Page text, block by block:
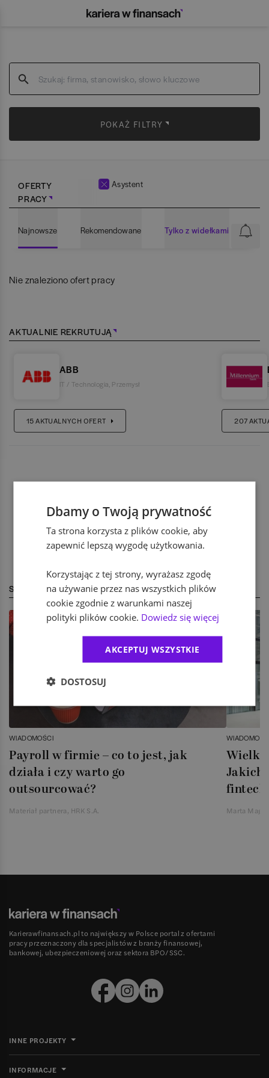
POKAŻ FILTRY
OFERTY
PRACY
Asystent
Najnowsze Rekomendowane Tylko z widełkami
Nie znaleziono ofert pracy
AKTUALNIE REKRUTUJĄ
ABB
IT / Technologia Przemysł
15AKTUALNYCH OFERT 207
STREFA EKSPERTA
WIADOMOŚCI
Payroll w firmie – co to jest, jak
działa i czy warto go
outsourcować?
Materiał partnera, HRK S.A.
Jakich
Marta
Karierawfinansach.pl to największy w Polsce portal z ofertami
pracy przeznaczony dla specjalistów z branży finansowej,
bankowej, ubezpieczeniowej oraz sektora BPO/SSC.
INNE PROJEKTY
INFORMACJE
Dbamy o Twoją prywatność
Ta strona korzysta z plików cookie, aby
zapewnić lepszą wygodę użytkowania.
Korzystając z tej strony, wyrażasz zgodę
na używanie przez nas wszystkich plików
cookie zgodnie z warunkami naszej
polityki plików cookie. Dowiedz się więcej
AKCEPTUJ WSZYSTKIE
DOSTOSUJ